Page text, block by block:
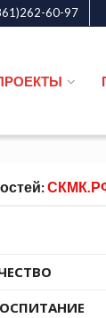
60-97